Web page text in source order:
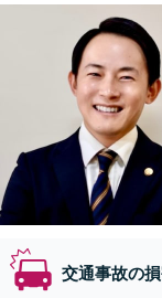
交通事故の